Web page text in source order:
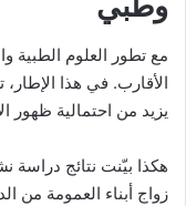
مع تطور العلوم الطبية
الأقارب. في هذا
يزيد من احتمالية ظهور
زواج أبناء العمومة من